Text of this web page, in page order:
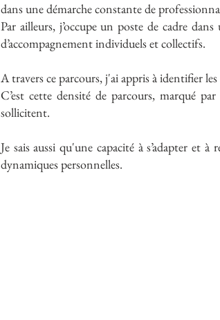
dans une démarche constante de
Par ailleurs, j’occupe un poste de cadre
d’accompagnement individuels et collectifs.
​A travers ce parcours, j'ai appris à identifier
C’est cette densité de parcours, marqué
sollicitent.
Je sais aussi qu'une capacité à s’adapter
dynamiques personnelles.